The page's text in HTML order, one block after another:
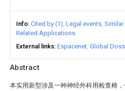
Abstract
本实用新型涉及一种神经外科用检查椅
Info Cited by (1) Legal events
Related Applications
External links Espacenet Global